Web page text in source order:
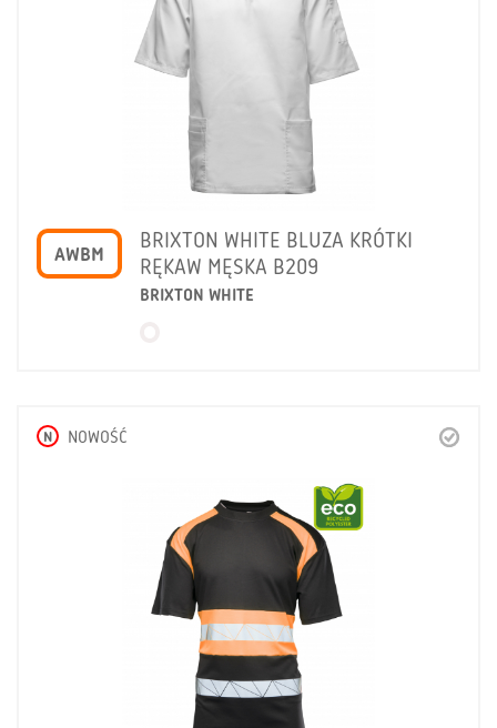
AWBM
BRIXTON WHITE BLUZA KRÓTKI
RĘKAW MĘSKA B209
BRIXTON WHITE
N NOWOŚĆ